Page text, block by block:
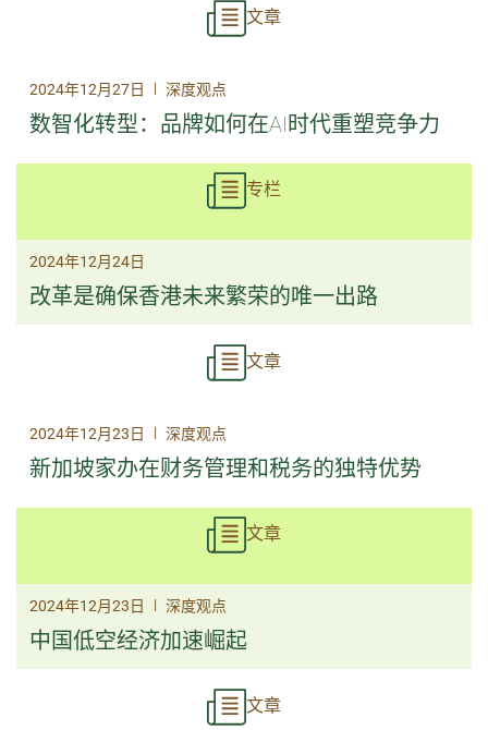
文章
2024年12月27日 | 深度观点
数智化转型：品牌如何在AI时代重塑竞争力
专栏
2024年12月24日
改革是确保香港未来繁荣的唯一出路
文章
2024年12月23日 | 深度观点
新加坡家办在财务管理和税务的独特优势
文章
2024年12月23日 | 深度观点
中国低空经济加速崛起
文章